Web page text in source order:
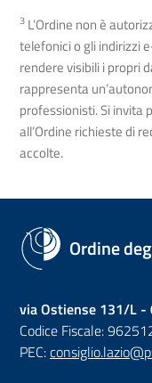
3 L’Ordine non è
telefonici o gli indirizzi
rendere visibili i propri
rappresenta
professionisti. Si invita
all’Ordine richieste di
accolte.
Ordine
via Ostiense 131/L -
Codice Fiscale:
PEC: